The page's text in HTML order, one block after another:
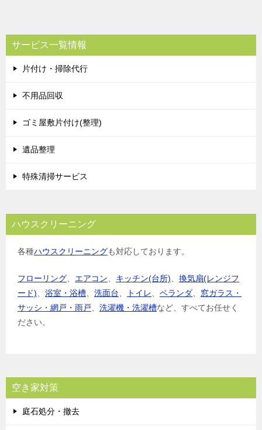
サービス一覧情報
片付け・掃除代行
不用品回収
ゴミ屋敷片付け(整理)
遺品整理
特殊清掃サービス
ハウスクリーニング
各種ハウスクリーニングも対応しております。
フローリング エアコン キッチン(台所)
換気扇(レンジフ
ード)
浴室・浴槽 洗面台 トイレ ベランダ
窓ガラス・
サッシ・網戸・雨戸
洗濯機・洗濯槽など、すべてお任せく
ださい。
空き家対策
庭石処分・撤去